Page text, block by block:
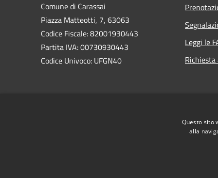
Comune di Carassai
Piazza Matteotti, 7, 63063
Codice Fiscale: 82001930443
Partita IVA: 00730930443
Codice Univoco: UFGN40
Leggi le
Questo sito
alla